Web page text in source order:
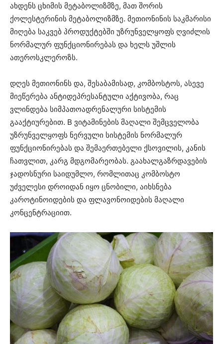
ახდენს ცხიმის მეტაბოლიზმზე, მათ შორის
ქოლესტერინის მეტაბოლიზმზე. მეთიონინის საკმარისი
მიღება საკვებ პროდუქტებში უზრუნველყოფს ღვიძლის
ნორმალურ ფუნქციონირებას და ხელს უშლის
ათეროსკლეროზს.
დღეს მეთიონინს და, შესაბამისად, კომბოსტოს, ასევე
მიეწერება ანტიდეპრესანტული აქტივობა, რაც
ვლინდება სიმპათოადრენალური სისტემის
გააქტიურებით. B ვიტამინების მაღალი შემცველობა
უზრუნველყოფს ნერვული სისტემის ნორმალურ
ფუნქციონირებას და შემაერთებელი ქსოვილის, კანის
ჩათვლით, კარგ მდგომარეობას. გაახალგაზრდავების
ჯადოსნური საიდუმლო, რომლითაც კომბოსტო
უძველესი დროიდან იყო ცნობილი, აიხსნება
კაროტინოიდების და ფლავონოიდების მაღალი
კონცენტრაციით.